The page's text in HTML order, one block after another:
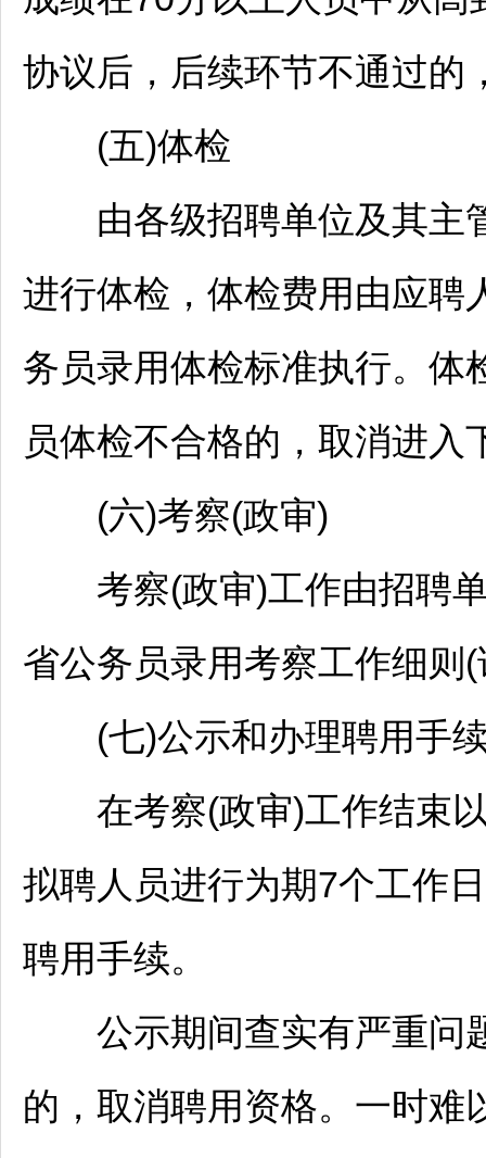
协议后，后续环节不通过的
(五)体检
由各级招聘单位及其主
进行体检，体检费用由应聘
务员录用体检标准执行。体
员体检不合格的，取消进入
(六)考察(政审)
考察(政审)工作由招聘
省公务员录用考察工作细则
(七)公示和办理聘用手
在考察(政审)工作结束
拟聘人员进行为期7个工作
聘用手续。
公示期间查实有严重问
的，取消聘用资格。一时难